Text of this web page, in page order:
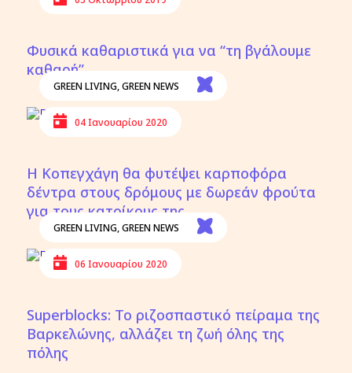
Φυσικά καθαριστικά για να “τη βγάλουμε
καθαρή”
GREEN LIVING,GREEN NEWS
04 Ιανουαρίου 2020
Η Κοπεγχάγη θα φυτέψει καρποφόρα
δέντρα στους δρόμους με δωρεάν φρούτα
για τους κατοίκους της
GREEN LIVING,GREEN NEWS
06 Ιανουαρίου 2020
Superblocks: Το ριζοσπαστικό πείραμα της
Βαρκελώνης, αλλάζει τη ζωή όλης της
πόλης